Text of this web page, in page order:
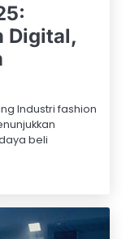
Digital,
Industri fashion
beli